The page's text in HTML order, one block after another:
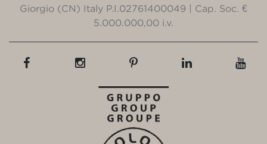
Giorgio (CN) Italy P.I.02761400049 | Cap. Soc. €
5.000.000,00 i.v.